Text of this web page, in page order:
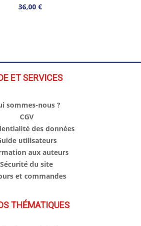
36,00 €
ET SERVICES
sommes-nous ?
CGV
des données
utilisateurs
aux auteurs
Sécurité du site
et commandes
THÉMATIQUES